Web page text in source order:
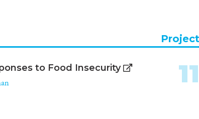
können.Anhand von drei ausgewählten
in den Blick genommen: (1) Ansiedlungs-
von Migranten und ihre Rolle in
Stadtviertel, (2) soziale Infrastrukturen bzw.
prägten, und (3) die Rolle der Quartiere für
Formen öffentlicher Wahrnehmung und
wird davon ausgegangen, dass die
Ergebnis von
neben ökonomischen Strukturen und
Akteursgruppen eine Rolle spielten. Diese
Project
to Food Insecurity 11